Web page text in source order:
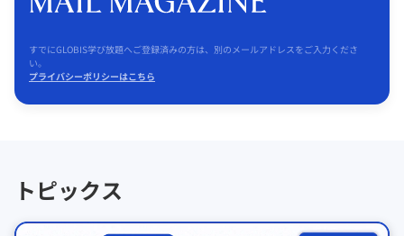
すでにGLOBIS学び放題へご登録済みの方は、別のメールアドレスをご入力くださ
い。
プライバシーポリシーはこちら
トピックス